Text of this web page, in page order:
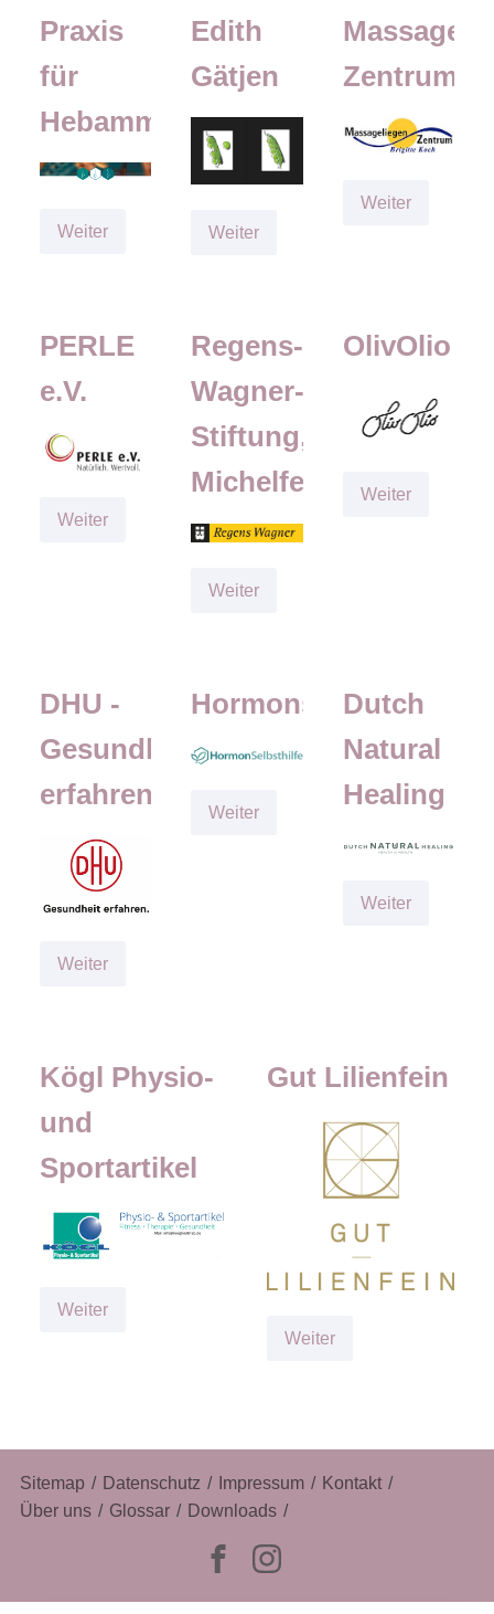
Praxis
für
Hebammenkunst
WeiterPraxis
Edith
Gätjen
WeiterEdith
Zentrum
Weiter
PERLE
e.V.
WeiterPERLE
Regens-
Wagner-
Stiftung,
Michelfeld
WeiterRegens-
OlivOlio
WeiterOlivOlio
DHU -
Gesundheit
erfahren
WeiterDHU
Hormonselbsthilfe
WeiterHormonselbsthilfe
Dutch
Natural
Healing
WeiterDutch
Kögl Physio-
und
Sportartikel
WeiterKögl
Gut Lilienfein
WeiterGut
Navigation
überspringen
Sitemap Datenschutz Impressum
Kontakt
Über uns
Glossar Downloads